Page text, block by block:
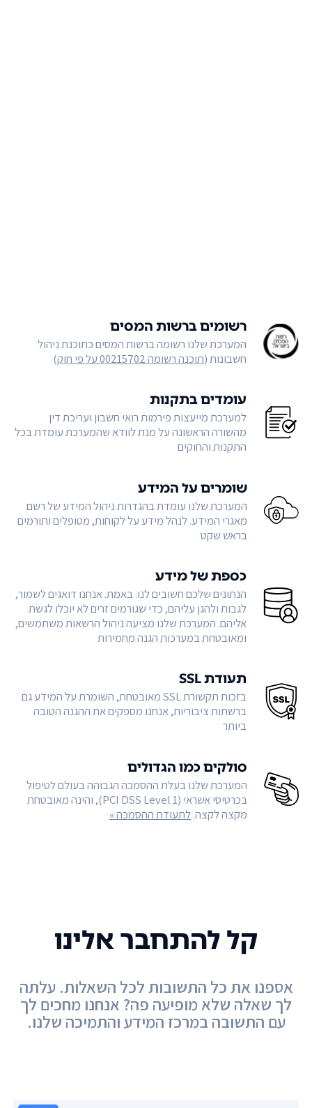
רשומים ברשות המסים
המערכת שלנו רשומה ברשות המסים כתוכנת ניהול
חשבונות (תוכנה רשומה 00215702 על פי חוק )
עומדים בתקנות
למערכת מייעצות פירמות רואי חשבון ועריכת דין
מהשורה הראשונה על מנת לוודא שהמערכת עומדת בכל
התקנות והחוקים
שומרים על המידע
המערכת שלנו עומדת בהגדרות ניהול המידע של רשם
מאגרי המידע. לנהל מידע על לקוחות, מטופלים ותורמים
בראש שקט
כספת של מידע
הנתונים שלכם חשובים לנו. באמת. אנחנו דואגים לשמור,
לגבות ולהגן עליהם, כדי שגורמים זרים לא יוכלו לגשת
אליהם. המערכת שלנו מציעה ניהול הרשאות משתמשים,
ומאובטחת במערכות הגנה מחמירות
תעודת SSL
בזכות תקשורת SSL מאובטחת, השומרת על המידע גם
ברשתות ציבוריות, אנחנו מספקים את ההגנה הטובה
ביותר
סולקים כמו הגדולים
המערכת שלנו בעלת ההסמכה הגבוהה בעולם לטיפול
בכרטיסי אשראי (PCI DSS Level 1), והינה מאובטחת
מקצה לקצה.לתעודת ההסמכה »
קל להתחבר אלינו
אספנו את כל התשובות לכל השאלות. עלתה
לך שאלה שלא מופיעה פה? אנחנו מחכים לך
עם התשובה במרכז המידע והתמיכה שלנו.